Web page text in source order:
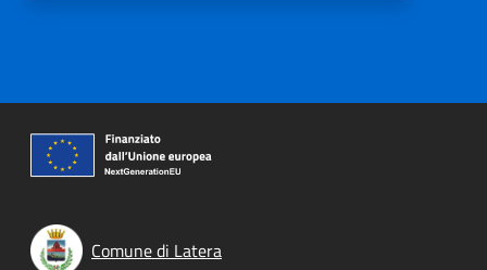
Comune di Latera